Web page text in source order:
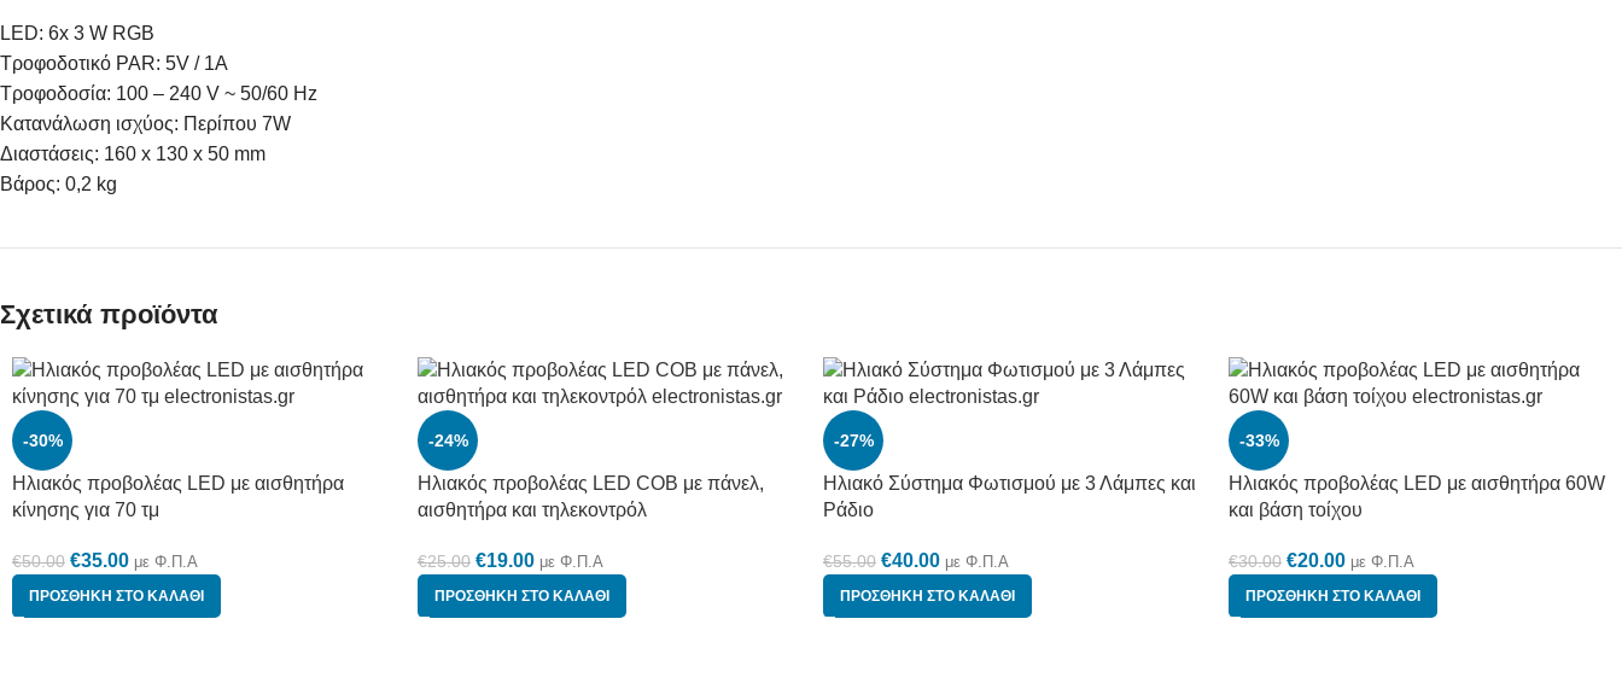
LED: 6x 3 W RGB
Τροφοδοτικό PAR: 5V / 1A
Τροφοδοσία: 100 – 240 V ~ 50/60 Hz
Κατανάλωση ισχύος: Περίπου 7W
Διαστάσεις: 160 x 130 x 50 mm
Βάρος: 0,2 kg
Σχετικά προϊόντα
-30%
Ηλιακός προβολέας LED με αισθητήρα
κίνησης για 70 τμ
€50.00 €35.00 με Φ.Π.Α
ΠΡΟΣΘΉΚΗ ΣΤΟ ΚΑΛΆΘΙ
-24%
Ηλιακός προβολέας LED COB με πάνελ,
αισθητήρα και τηλεκοντρόλ
€25.00 €19.00 με Φ.Π.Α
ΠΡΟΣΘΉΚΗ ΣΤΟ ΚΑΛΆΘΙ
-27%
Ηλιακό Σύστημα Φωτισμού με 3 Λάμπες και
Ράδιο
€55.00 €40.00 με Φ.Π.Α
ΠΡΟΣΘΉΚΗ ΣΤΟ ΚΑΛΆΘΙ
-33%
Ηλιακός προβολέας LED με αισθητήρα 60W
και βάση τοίχου
€30.00 €20.00 με Φ.Π.Α
ΠΡΟΣΘΉΚΗ ΣΤΟ ΚΑΛΆΘΙ